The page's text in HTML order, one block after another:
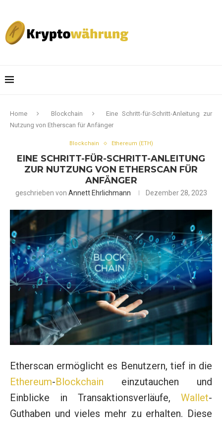
Home Blockchain
Eine Schritt-für-Schritt-Anleitung zur
Nutzung von Etherscan für Anfänger
Blockchain Ethereum (ETH)
EINE SCHRITT-FÜR-SCHRITT-ANLEITUNG
ZUR NUTZUNG VON ETHERSCAN FÜR
ANFÄNGER
geschrieben von Annett Ehrlichmann Dezember 28, 2023
Etherscan ermöglicht es Benutzern, tief in die
Ethereum-Blockchain einzutauchen und
Einblicke in Transaktionsverläufe, Wallet-
Guthaben und vieles mehr zu erhalten. Diese